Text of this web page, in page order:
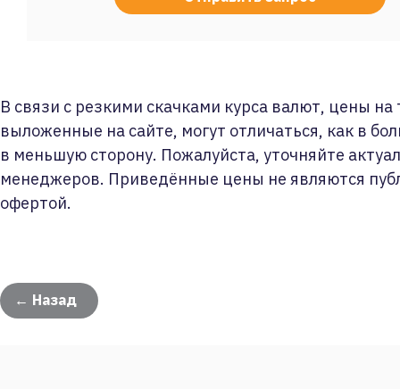
В связи с резкими скачками курса валют, цены на
выложенные на сайте, могут отличаться, как в
в меньшую сторону. Пожалуйста, уточняйте
менеджеров. Приведённые цены не являются
офертой.
← Назад